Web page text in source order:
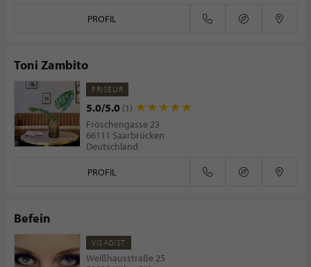
PROFIL
Toni Zambito
FRISEUR
5.0/5.0 (1)
Fröschengasse 23
66111 Saarbrücken
Deutschland
PROFIL
Befein
VISAGIST
Weißhausstraße 25